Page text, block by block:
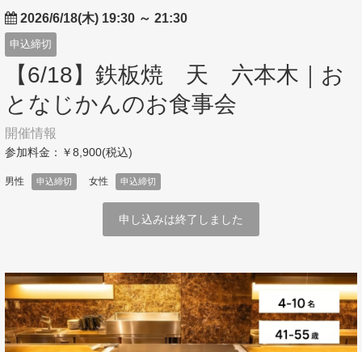
2026/6/18(木) 19:30 ～ 21:30
申込締切
【6/18】鉄板焼 天 六本木｜お
となじかんのお食事会
開催情報
参加料金：￥8,900(税込)
男性 申込締切 女性 申込締切
申し込みは終了しました